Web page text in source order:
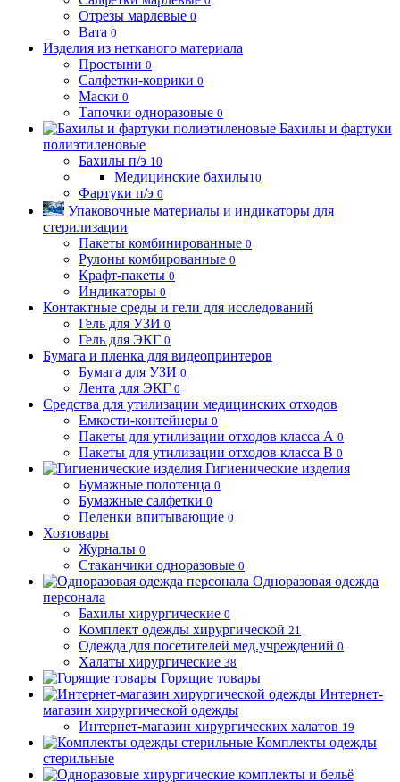
Отрезы марлевые 0
Вата 0
Изделия из нетканого материала
Простыни 0
Салфетки-коврики 0
Маски 0
Тапочки одноразовые 0
Бахилы и фартуки
полиэтиленовые
Бахилы п/э 10
Медицинские бахилы10
Фартуки п/э 0
Упаковочные материалы и индикаторы для
стерилизации
Пакеты комбинированные 0
Рулоны комбированные 0
Крафт-пакеты 0
Индикаторы 0
Контактные среды и гели для исследований
Гель для УЗИ 0
Гель для ЭКГ 0
Бумага и пленка для видеопринтеров
Бумага для УЗИ 0
Лента для ЭКГ 0
Средства для утилизации медицинских отходов
Емкости-контейнеры 0
Пакеты для утилизации отходов класса А 0
Пакеты для утилизации отходов класса В 0
Гигиенические изделия
Бумажные полотенца 0
Бумажные салфетки 0
Пеленки впитывающие 0
Хозтовары
Журналы 0
Стаканчики одноразовые 0
Одноразовая одежда
персонала
Бахилы хирургические 0
Комплект одежды хирургической 21
Одежда для посетителей мед.учреждений 0
Халаты хирургические 38
Горящие товары
Интернет-
магазин хирургической одежды
Интернет-магазин хирургических халатов 19
Комплекты одежды
стерильные